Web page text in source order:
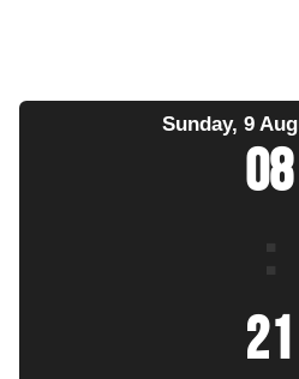
Sunday, 9
08
21